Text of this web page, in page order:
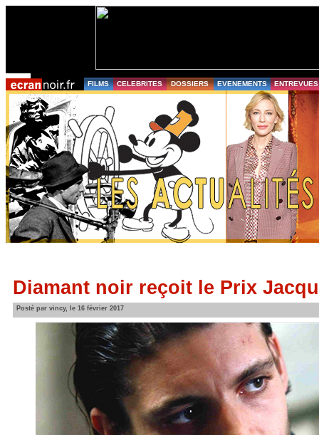
FILMS CELEBRITES DOSSIERS EVENEMENTS ENTREVUES
Diamant noir reçoit le Prix
Posté par vincy, le 16 février 2017